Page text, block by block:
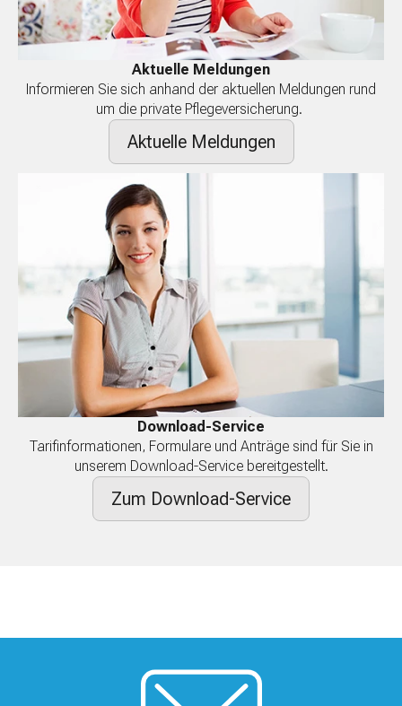
Aktuelle Meldungen
Informieren Sie sich anhand der aktuellen Meldungen rund
um die private Pflegeversicherung.
Aktuelle Meldungen
Download-Service
Tarifinformationen, Formulare und Anträge sind für Sie in
unserem Download-Service bereitgestellt.
Zum Download-Service